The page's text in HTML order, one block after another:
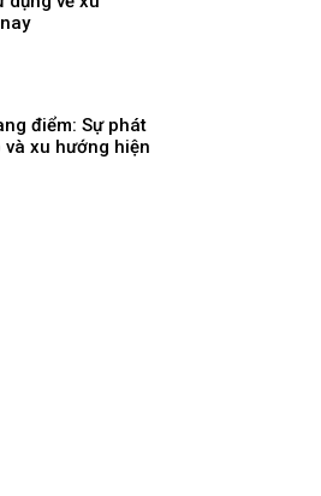
điểm: Sự phát
xu hướng hiện